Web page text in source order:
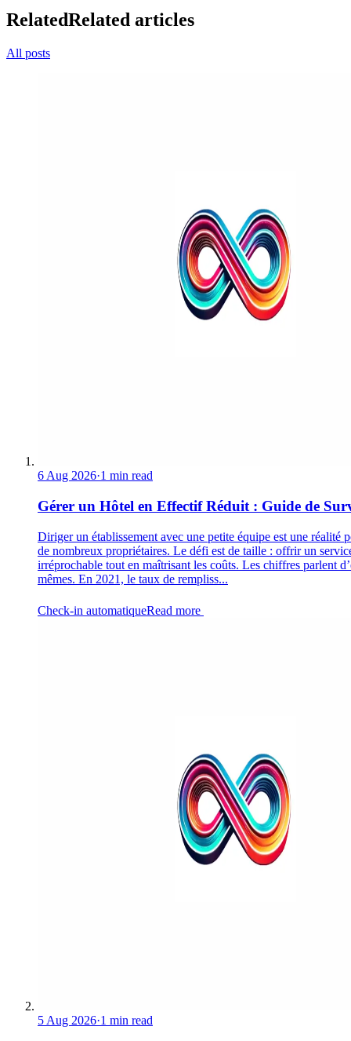
RelatedRelated articles
All posts
6 Aug 2026·1 min read
Gérer un Hôtel en Effectif Réduit : Guide de
Diriger un établissement avec une petite équipe est une réalité
de nombreux propriétaires. Le défi est de taille : offrir un
irréprochable tout en maîtrisant les coûts. Les chiffres parlent
mêmes. En 2021, le taux de rempliss...
Check-in automatiqueRead more
5 Aug 2026·1 min read